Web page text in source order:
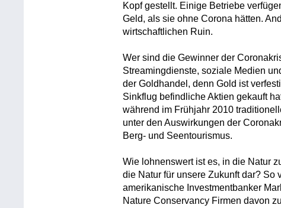
Kopf gestellt. Einige Betriebe
Geld, als sie ohne Corona hätten.
wirtschaftlichen Ruin.
Wer sind die Gewinner der
Streamingdienste, soziale Medien
der Goldhandel, denn Gold ist
Sinkflug befindliche Aktien gekauft
während im Frühjahr 2010
unter den Auswirkungen der
Berg- und Seentourismus.
Wie lohnenswert ist es, in die Natur
die Natur für unsere Zukunft dar? So
amerikanische Investmentbanker
Nature Conservancy Firmen davon